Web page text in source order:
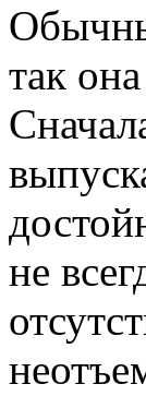
так
не